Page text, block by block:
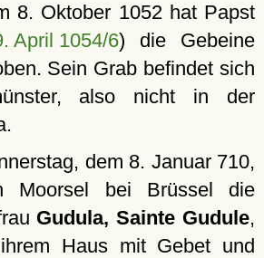
8. Oktober 1052 hat Papst
April 1054/6) die Gebeine
Sein Grab befindet sich
also nicht in der
dem 8. Januar 710,
Moorsel bei Brüssel die
Gudula, Sainte Gudule,
Haus mit Gebet und